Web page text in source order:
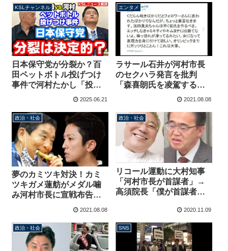
避？【KSLチャンネル】
KSLチャンネル
日本保守党が分裂か？百
田ペットボトル投げつけ
事件で河村たかし「投げ
られたのは事実」文春報
こ【KSLチャンネル】
2025.06.21
エンタメ
ラサール石井が河村市長
のセクハラ発言を批判
「森喜朗氏を凌駕する」
→無事、過去発言を突き
ゃんは早く彼氏を作るべ
き。エッチしなきゃ」
2021.08.08
政治・社会
夢のカミツキ対決！カミ
ツキガメ蓮舫がメダル噛
み河村市長に宣戦布告
「ふしだらで時代錯誤で
上から目線の発言の愚か
さを知る時」
2021.08.08
政治・社会
リコール運動に大村知事
「河村市長が首謀者」→
高須院長「僕が首謀者で
2020.11.09
政治・社会 SNS